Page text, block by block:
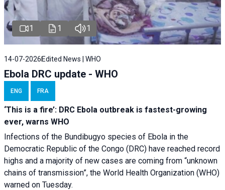
1 1 1
14-07-2026 Edited News | WHO
Ebola DRC update - WHO
ENG FRA
‘This is a fire’: DRC Ebola outbreak is fastest-growing
ever, warns WHO
Infections of the Bundibugyo species of Ebola in the
Democratic Republic of the Congo (DRC) have reached record
highs and a majority of new cases are coming from “unknown
chains of transmission”, the World Health Organization (WHO)
warned on Tuesday.